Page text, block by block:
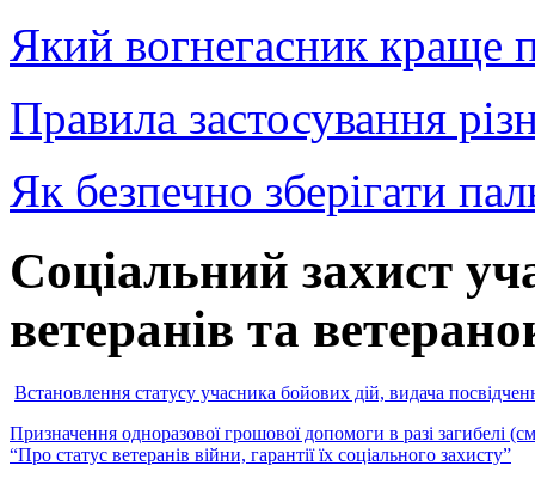
Який вогнегасник краще
Правила застосування
Як безпечно зберігати
Соціальний захист
ветеранів та
Встановлення статусу учасника бойових дій, видача
Призначення одноразової грошової допомоги в разі загибелі
“Про статус ветеранів війни, гарантії їх соціального захисту”